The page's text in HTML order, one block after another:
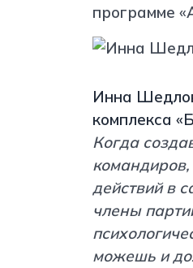
программе
Инна
комплекса
Когда
действий в
члены
можешь и